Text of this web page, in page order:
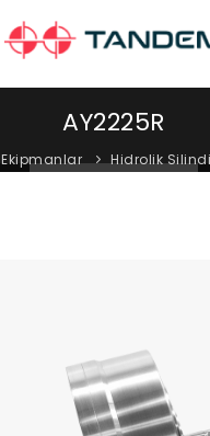
AY2225R
Ekipmanlar Hidrolik